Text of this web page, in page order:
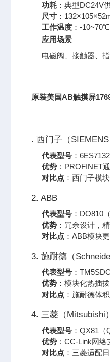
功耗 ：典型DC24V
尺寸 ：
工作温度 ：-
应用场景
电磁阀、接触器、
原装美国AB触摸屏
. 西门子（SIEMENS
代表型号 ：
优势 ：PROFINET
对比点 ：西门子模
2. ABB
代表型号 ：DO810
优势 ：冗余设计，
对比点 ：ABB模块
3. 施耐德（
代表型号 ：
优势 ：模块化热插
对比点 ：施耐德体
4. 三菱（Mitsubishi）
代表型号 ：QX81（
优势 ：CC-Link网
对比点 ：三菱适配